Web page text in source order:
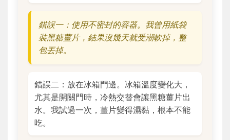
錯誤一：使用不密封的容器。我曾用紙袋
裝黑糖薑片，結果沒幾天就受潮軟掉，整
包丟掉。
錯誤二：放在冰箱門邊。冰箱溫度變化大，
尤其是開關門時，冷熱交替會讓黑糖薑片出
水。我試過一次，薑片變得濕黏，根本不能
吃。